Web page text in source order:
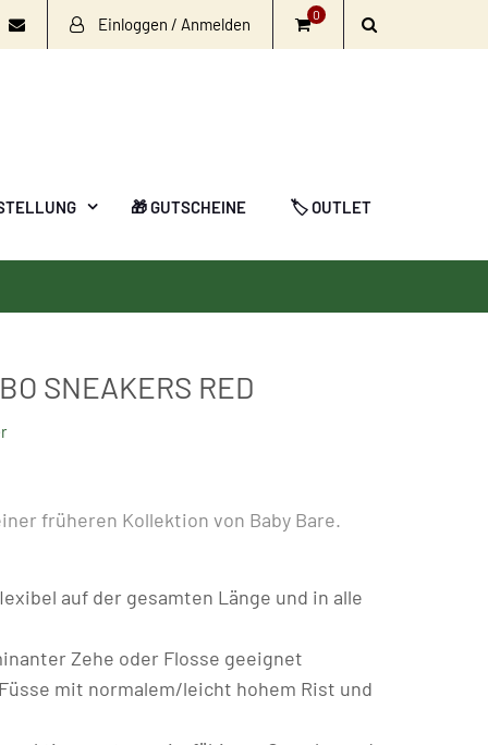
Einloggen / Anmelden 0
🎁 GUTSCHEINE 🏷️ OUTLET
SNEAKERS RED
früheren Kollektion von Baby Bare.
auf der gesamten Länge und in alle
Zehe oder Flosse geeignet
mit normalem/leicht hohem Rist und